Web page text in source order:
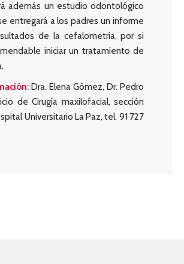
además un estudio odontológico
entregará a los padres un informe
de la cefalometría, por si
iniciar un tratamiento de
Dra. Elena Gómez, Dr. Pedro
de Cirugía maxilofacial, sección
Universitario La Paz, tel. 91 727